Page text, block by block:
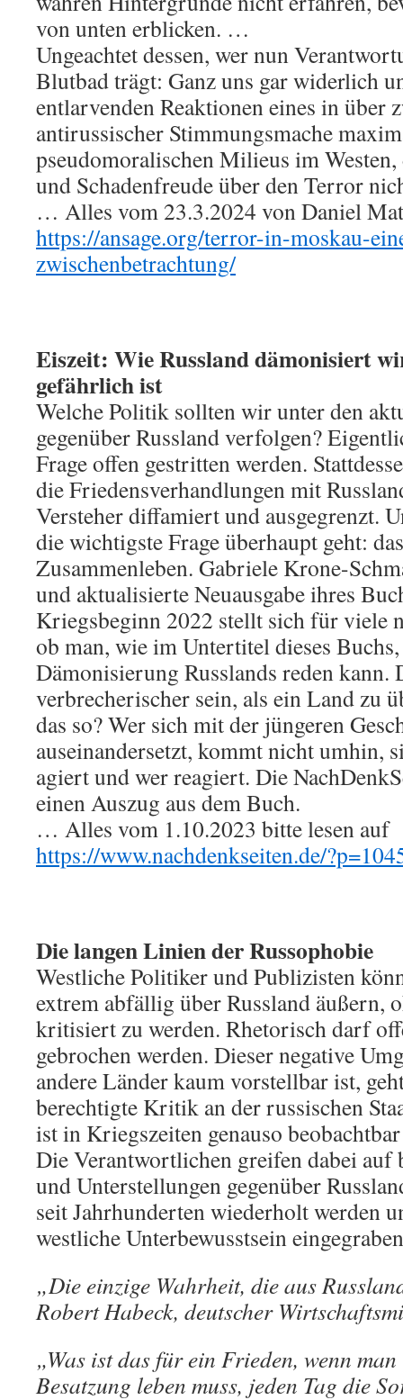
von unten erblicken. …
Ungeachtet dessen, wer nun
Blutbad trägt: Ganz uns gar widerlich
entlarvenden Reaktionen eines in über
antirussischer Stimmungsmache
pseudomoralischen Milieus im
und Schadenfreude über den Terror
… Alles vom 23.3.2024 von Daniel
https://ansage.org/terror-in-moskau-
zwischenbetrachtung/
Eiszeit: Wie Russland dämonisiert
gefährlich ist
Welche Politik sollten wir unter den
gegenüber Russland verfolgen?
Frage offen gestritten werden.
die Friedensverhandlungen mit
Versteher diffamiert und ausgegrenzt.
die wichtigste Frage überhaupt geht:
Zusammenleben. Gabriele Krone-
und aktualisierte Neuausgabe ihres
Kriegsbeginn 2022 stellt sich für viele
ob man, wie im Untertitel dieses
Dämonisierung Russlands reden kann.
verbrecherischer sein, als ein Land zu
das so? Wer sich mit der jüngeren
auseinandersetzt, kommt nicht umhin,
agiert und wer reagiert. Die
einen Auszug aus dem Buch.
… Alles vom 1.10.2023 bitte lesen auf
https://www.nachdenkseiten.de/
Die langen Linien der Russophobie
Westliche Politiker und Publizisten
extrem abfällig über Russland äußern,
kritisiert zu werden. Rhetorisch darf
gebrochen werden. Dieser negative
andere Länder kaum vorstellbar ist,
berechtigte Kritik an der russischen
ist in Kriegszeiten genauso
Die Verantwortlichen greifen dabei auf
und Unterstellungen gegenüber
seit Jahrhunderten wiederholt werden
westliche Unterbewusstsein
„Die einzige Wahrheit, die aus
Robert Habeck, deutscher
„Was ist das für ein Frieden, wenn
Besatzung leben muss, jeden Tag die